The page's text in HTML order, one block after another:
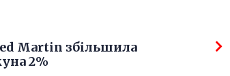
Martin збільшила
2%